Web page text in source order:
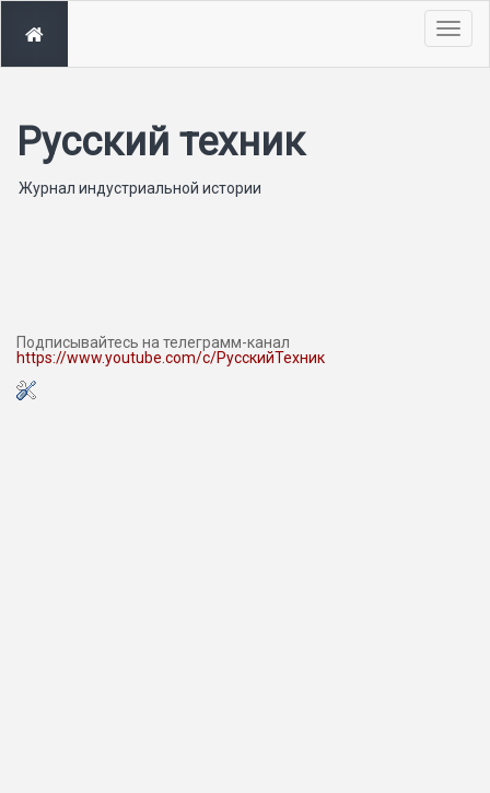
Русский техник
Журнал индустриальной истории
Подписывайтесь на телеграмм-канал
https://www.youtube.com/c/РусскийТехник